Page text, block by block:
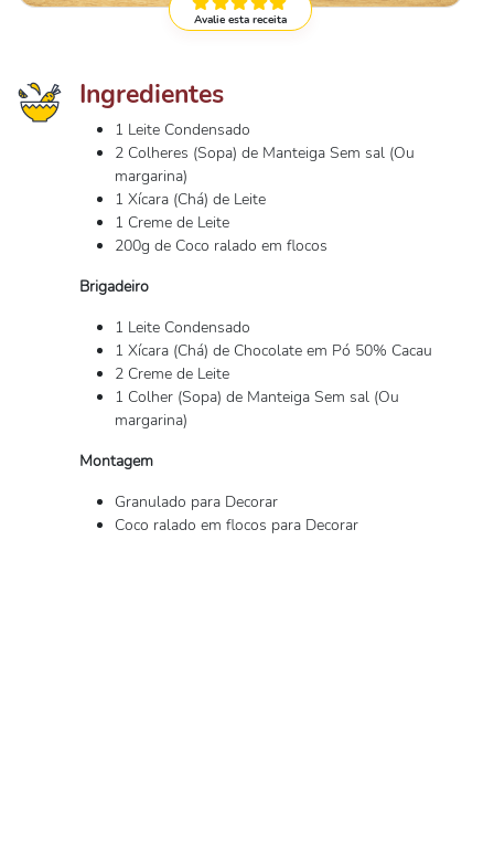
Avalie esta receita
Ingredientes
1 Leite Condensado
2 Colheres (Sopa) de Manteiga Sem sal (Ou
margarina)
1 Xícara (Chá) de Leite
1 Creme de Leite
200g de Coco ralado em flocos
Brigadeiro
1 Leite Condensado
1 Xícara (Chá) de Chocolate em Pó 50% Cacau
2 Creme de Leite
1 Colher (Sopa) de Manteiga Sem sal (Ou
margarina)
Montagem
Granulado para Decorar
Coco ralado em flocos para Decorar